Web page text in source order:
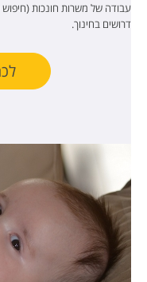
עבודה של משרות חונכות
דרושים בחינוך.